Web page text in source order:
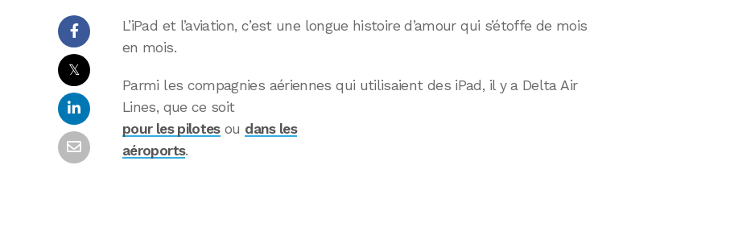
𝕏
L’iPad et l’aviation, c’est une longue histoire d’amour qui s’étoffe de mois
en mois.
Parmi les compagnies aériennes qui utilisaient des iPad, il y a Delta Air
Lines, que ce soit
pour les pilotesou dans les
aéroports.